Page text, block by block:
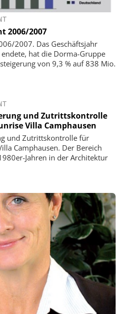
2006/2007
2007. Das Geschäftsjahr
hat die Dorma-Gruppe
von 9,3 % auf 838 Mio.
und Zutrittskontrolle
Villa Camphausen
und Zutrittskontrolle für
Camphausen. Der Bereich
Jahren in der Architektur